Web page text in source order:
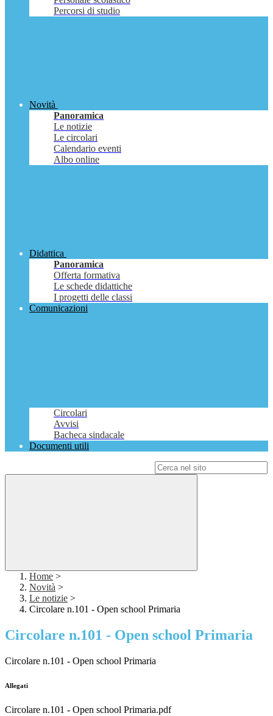
Percorsi di studio
Novità
Panoramica
Le notizie
Le circolari
Calendario eventi
Albo online
Didattica
Panoramica
Offerta formativa
Le schede didattiche
I progetti delle classi
Comunicazioni
Circolari
Avvisi
Bacheca sindacale
Documenti utili
Home >
Novità >
Le notizie >
Circolare n.101 - Open school Primaria
Circolare n.101 - Open school Primaria
Circolare n.101 - Open school Primaria
Allegati
Circolare n.101 - Open school Primaria.pdf